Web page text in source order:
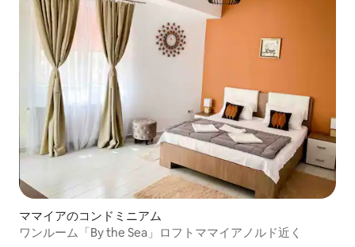
ママイアのコンドミニアム
ワンルーム「By the Sea」ロフトママイアノルド近く